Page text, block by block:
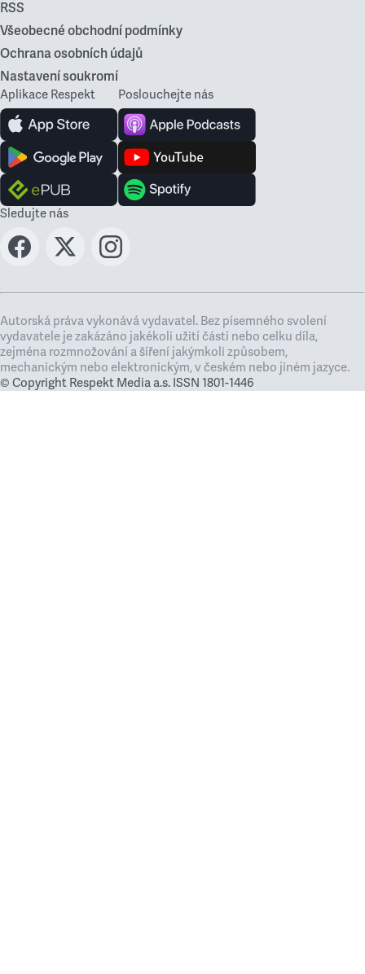
RSS
Všeobecné obchodní podmínky
Ochrana osobních údajů
Nastavení soukromí
Aplikace Respekt Poslouchejte nás
Sledujte nás
Autorská práva vykonává vydavatel. Bez písemného svolení
vydavatele je zakázáno jakékoli užití částí nebo celku díla,
zejména rozmnožování a šíření jakýmkoli způsobem,
mechanickým nebo elektronickým, v českém nebo jiném jazyce.
© Copyright Respekt Media a.s. ISSN 1801-1446